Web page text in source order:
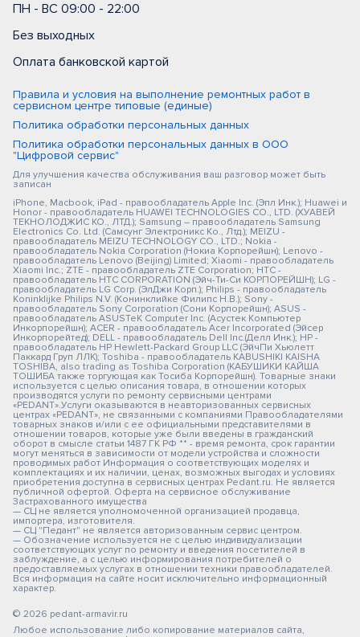
ПН - ВС 09:00 - 22:00
Без выходных
Оплата банковской картой
Правила и условия на выполнение ремонтных работ в
сервисном центре типовые (единые)
Политика обработки персональных данных
Политика обработки персональных данных в ООО
"Цифровой сервис"
Для улучшения качества обслуживания ваш разговор может быть
записан
iPhone, Macbook, iPad - правообладатель Apple Inc. (Эпл Инк.); Huawei и
Honor - правообладатель HUAWEI TECHNOLOGIES CO., LTD. (ХУАВЕЙ
ТЕКНОЛОДЖИС КО., ЛТД.); Samsung – правообладатель Samsung
Electronics Co. Ltd. (Самсунг Электроникс Ко., Лтд.); MEIZU -
правообладатель MEIZU TECHNOLOGY CO., LTD.; Nokia -
правообладатель Nokia Corporation (Нокиа Корпорейшн); Lenovo -
правообладатель Lenovo (Beijing) Limited; Xiaomi - правообладатель
Xiaomi Inc.; ZTE - правообладатель ZTE Corporation; HTC -
правообладатель HTC CORPORATION (Эйч-Ти-Си КОРПОРЕЙШН); LG -
правообладатель LG Corp. (ЭлДжи Корп.); Philips - правообладатель
Koninklijke Philips N.V. (Конинклийке Филипс Н.В.); Sony -
правообладатель Sony Corporation (Сони Корпорейшн); ASUS -
правообладатель ASUSTeK Computer Inc. (Асустек Компьютер
Инкорпорейшн); ACER - правообладатель Acer Incorporated (Эйсер
Инкорпорейтед); DELL - правообладатель Dell Inc.(Делл Инк.); HP -
правообладатель HP Hewlett-Packard Group LLC (ЭйчПи Хьюлетт
Паккард Груп ЛЛК); Toshiba - правообладатель KABUSHIKI KAISHA
TOSHIBA, also trading as Toshiba Corporation (КАБУШИКИ КАЙША
ТОШИБА также торгующая как Тосиба Корпорейшн). Товарные знаки
используется с целью описания товара, в отношении которых
производятся услуги по ремонту сервисными центрами
«PEDANT».Услуги оказываются в неавторизованных сервисных
центрах «PEDANT», не связанными с компаниями Правообладателями
товарных знаков и/или с ее официальными представителями в
отношении товаров, которые уже были введены в гражданский
оборот в смысле статьи 1487 ГК РФ ** - время ремонта, срок гарантии
могут меняться в зависимости от модели устройства и сложности
проводимых работ Информация о соответствующих моделях и
комплектациях и их наличии, ценах, возможных выгодах и условиях
приобретения доступна в сервисных центрах Pedant.ru. Не является
публичной офертой. Оферта на сервисное обслуживание
Застрахованного имущества
— СЦ не является уполномоченной организацией продавца,
импортера, изготовителя.
— СЦ "Педант" не является авторизованным сервис центром.
— Обозначение используется не с целью индивидуализации
соответствующих услуг по ремонту и введения посетителей в
заблуждение, а с целью информирования потребителей о
предоставляемых услугах в отношении техники правообладателей.
Вся информация на сайте носит исключительно информационный
характер.
© 2026 pedant-armavir.ru
Любое использование либо копирование материалов сайта,